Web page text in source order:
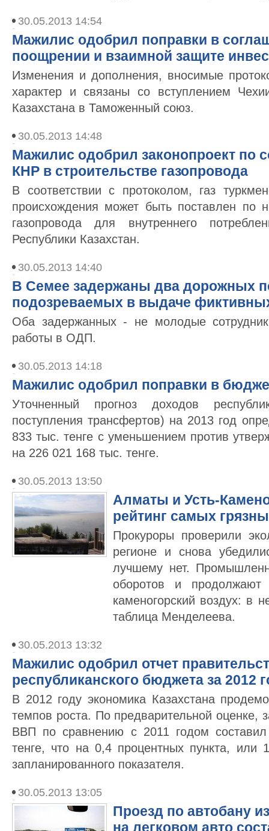
30.05.2013 14:54
Мажилис одобрил поправки в
поощрении и взаимной защите
Изменения и дополнения, вносимые
характер и связаны со вступлением
Казахстана в Таможенный союз.
30.05.2013 14:48
Мажилис одобрил законопроект по
КНР в строительстве газопровода
В соответствии с протоколом, газ
происхождения может быть поставлен по
газопровода для внутреннего
Республики Казахстан.
30.05.2013 14:40
В Семее задержаны два дорожных
подозреваемых в выдаче
Оба задержанных - не молодые
работы в ОДП.
30.05.2013 14:18
Мажилис одобрил поправки в
Уточненный прогноз доходов
поступления трансфертов) на 2013 год
833 тыс. тенге с уменьшением против
на 226 021 168 тыс. тенге.
30.05.2013 13:50
Алматы и Усть-
рейтинг самых
Прокуроры проверили
регионе и снова
лучшему нет.
оборотов и продолжают
каменогорский воздух: в
таблица Менделеева.
30.05.2013 13:32
Мажилис одобрил отчет
республиканского бюджета за 2012
В 2012 году экономика Казахстана
темпов роста. По предварительной оценке,
ВВП по сравнению с 2011 годом
тенге, что на 0,4 процентных пункта, или
запланированного показателя.
30.05.2013 13:05
Проезд по автобану
на легковом авто